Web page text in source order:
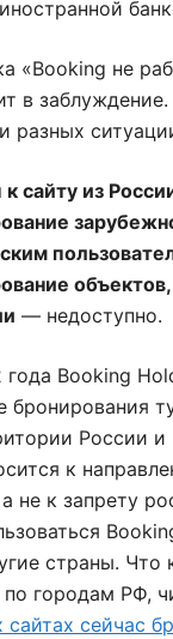
«Booking не
в
разных
сайту из
— недоступно.
года Booking
бронирования
России
к
не к запрету
страны. Что
городам РФ,
сайтах сейчас